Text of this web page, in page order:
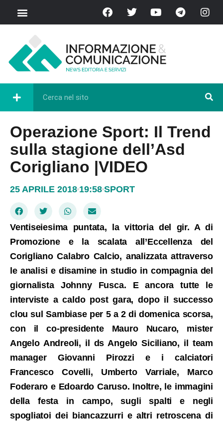
Operazione Sport: Il Trend
sulla stagione dell’Asd
Corigliano |VIDEO
25 APRILE 2018 19:58 SPORT
Ventiseiesima puntata, la vittoria del gir. A di
Promozione e la scalata all’Eccellenza del
Corigliano Calabro Calcio, analizzata attraverso
le analisi e disamine in studio in compagnia del
giornalista Johnny Fusca. E ancora tutte le
interviste a caldo post gara, dopo il successo
clou sul Sambiase per 5 a 2 di domenica scorsa,
con il co-presidente Mauro Nucaro, mister
Angelo Andreoli, il ds Angelo Siciliano, il team
manager Giovanni Pirozzi e i calciatori
Francesco Covelli, Umberto Varriale, Marco
Foderaro e Edoardo Caruso. Inoltre, le immagini
della festa in campo, sugli spalti e negli
spogliatoi dei biancazzurri e altri retroscena di